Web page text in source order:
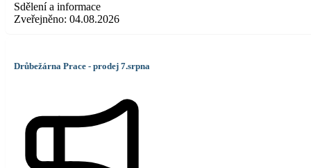
Sdělení a informace
Zveřejněno: 04.08.2026
Drůbežárna Prace - prodej 7.srpna